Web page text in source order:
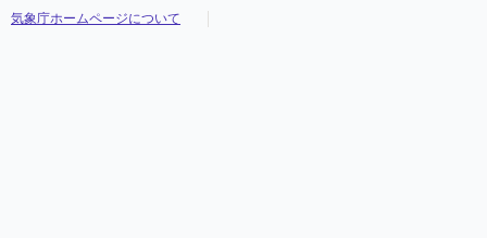
気象庁ホームページについて